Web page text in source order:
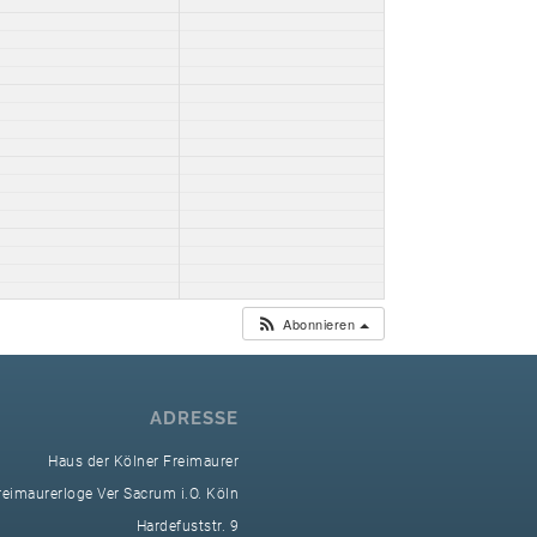
Abonnieren
ADRESSE
Haus der Kölner Freimaurer
Ver Sacrum i.O. Köln
Hardefuststr. 9